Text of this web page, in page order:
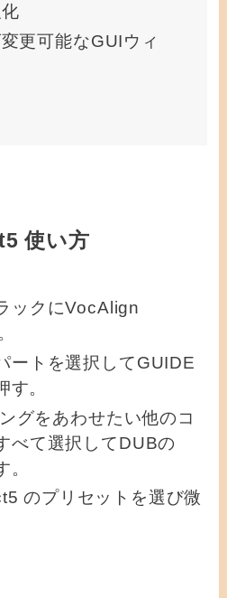
更可能なGUIウィ
使い方
ックにVocAlign
ートを選択してGUIDE
。
グをあわせたい他のコ
べて選択してDUBの
のプリセットを選び微